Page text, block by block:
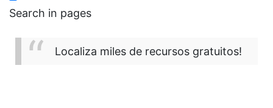
Search in pages
Localiza miles de recursos gratuitos!